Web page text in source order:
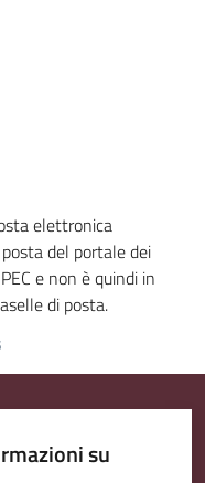
elettronica
del portale dei
e non è quindi in
di posta.
su